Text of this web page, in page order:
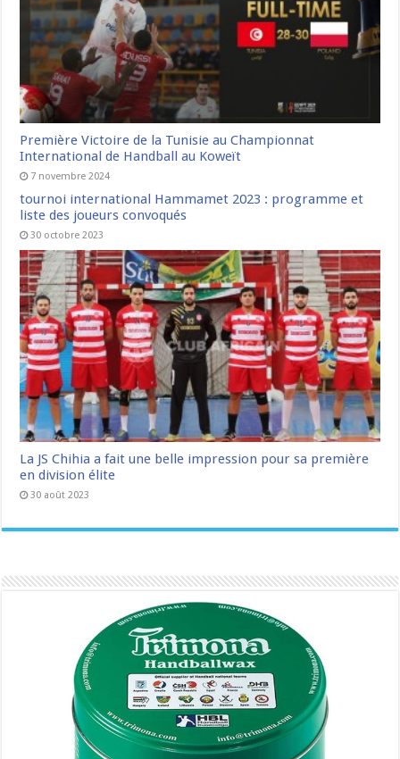
Première Victoire de la Tunisie au Championnat
International de Handball au Koweït
7 novembre 2024
tournoi international Hammamet 2023 : programme et
liste des joueurs convoqués
30 octobre 2023
La JS Chihia a fait une belle impression pour sa première
en division élite
30 août 2023